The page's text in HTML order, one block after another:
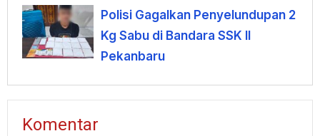
Ditangkap
Polisi Gagalkan Penyelundupan 2
Kg Sabu di Bandara SSK II
Pekanbaru
Komentar